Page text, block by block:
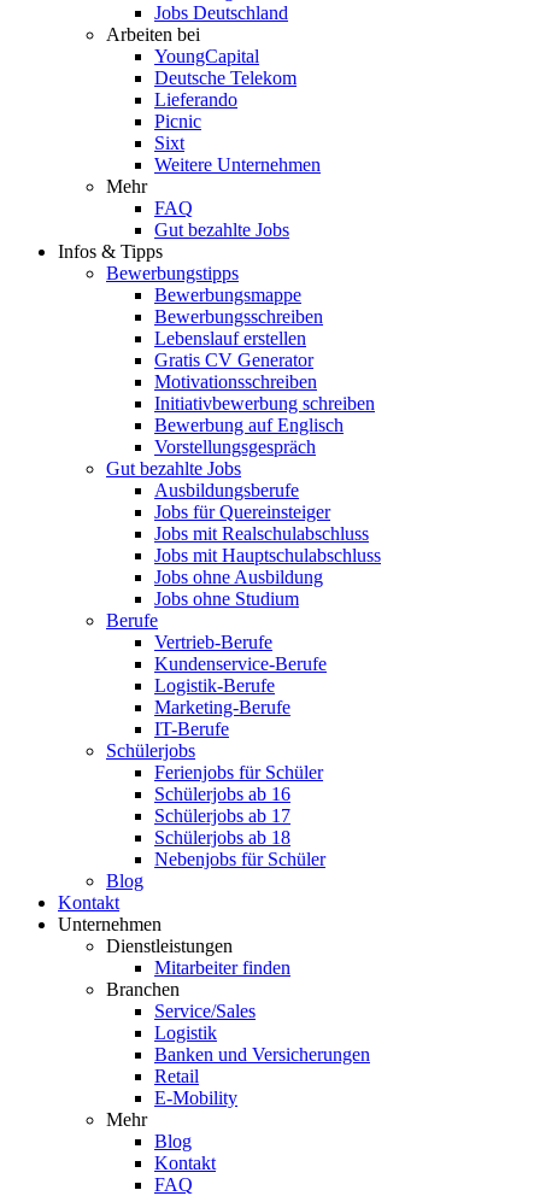
Jobs Deutschland
Arbeiten bei
YoungCapital
Deutsche Telekom
Lieferando
Picnic
Sixt
Weitere Unternehmen
Mehr
FAQ
Gut bezahlte Jobs
Infos & Tipps
Bewerbungstipps
Bewerbungsmappe
Bewerbungsschreiben
Lebenslauf erstellen
Gratis CV Generator
Motivationsschreiben
Initiativbewerbung schreiben
Bewerbung auf Englisch
Vorstellungsgespräch
Gut bezahlte Jobs
Ausbildungsberufe
Jobs für Quereinsteiger
Jobs mit Realschulabschluss
Jobs mit Hauptschulabschluss
Jobs ohne Ausbildung
Jobs ohne Studium
Berufe
Vertrieb-Berufe
Kundenservice-Berufe
Logistik-Berufe
Marketing-Berufe
IT-Berufe
Schülerjobs
Ferienjobs für Schüler
Schülerjobs ab 16
Schülerjobs ab 17
Schülerjobs ab 18
Nebenjobs für Schüler
Blog
Kontakt
Unternehmen
Dienstleistungen
Mitarbeiter finden
Branchen
Service/Sales
Logistik
Banken und Versicherungen
Retail
E-Mobility
Mehr
Blog
Kontakt
FAQ